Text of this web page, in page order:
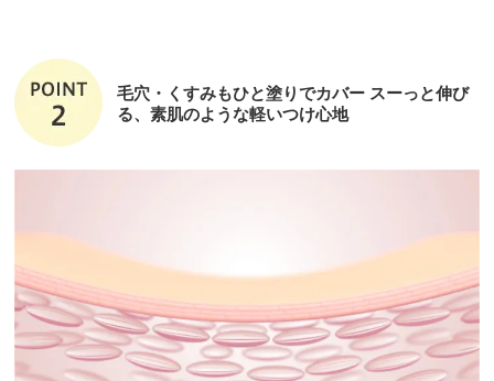
毛穴・くすみもひと塗りでカバー スーっと伸び
る、素肌のような軽いつけ心地